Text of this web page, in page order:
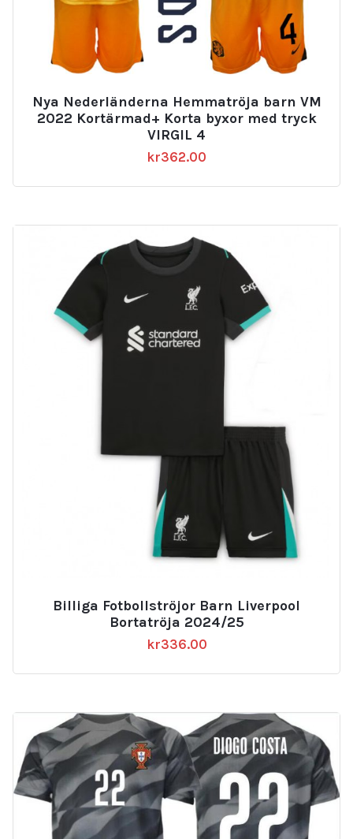
Nya Nederländerna Hemmatröja barn VM
2022 Kortärmad+ Korta byxor med tryck
VIRGIL 4
kr362.00
Billiga Fotbollströjor Barn Liverpool
Bortatröja 2024/25
kr336.00